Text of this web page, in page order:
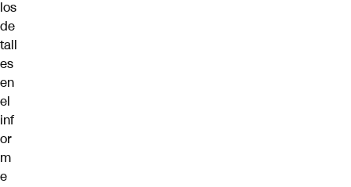
los
de
tall
es
en
el
inf
or
m
e